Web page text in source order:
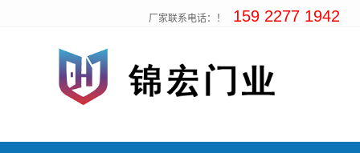
厂家联系电话：！ 159 2277 1942